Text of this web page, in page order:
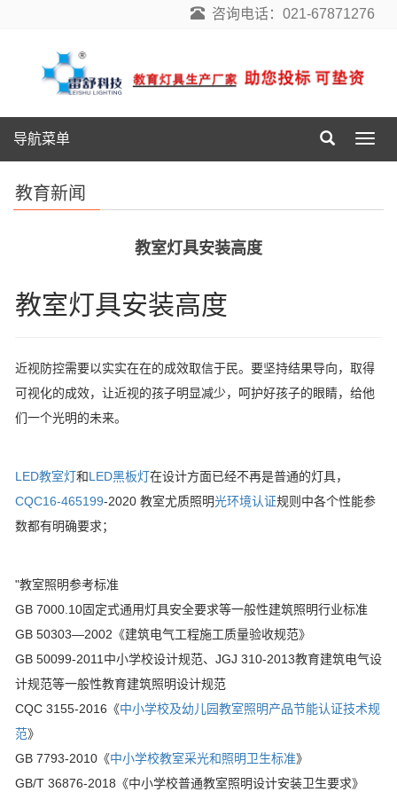
咨询电话：021-67871276
导
航
导航菜单
教育新闻
教室灯具安装高度
教室灯具安装高度
近视防控需要以实实在在的成效取信于民。要坚持结果导向，取得
可视化的成效，让近视的孩子明显减少，呵护好孩子的眼睛，给他
们一个光明的未来。
LED教室灯和LED黑板灯在设计方面已经不再是普通的灯具，
CQC16-465199-2020 教室尤质照明光环境认证规则中各个性能参
数都有明确要求；
"教室照明参考标准
GB 7000.10固定式通用灯具安全要求等一般性建筑照明行业标准
GB 50303—2002《建筑电气工程施工质量验收规范》
GB 50099-2011中小学校设计规范、JGJ 310-2013教育建筑电气设
计规范等一般性教育建筑照明设计规范
CQC 3155-2016《中小学校及幼儿园教室照明产品节能认证技术规
范》
GB 7793-2010《中小学校教室采光和照明卫生标准》
GB/T 36876-2018《中小学校普通教室照明设计安装卫生要求》